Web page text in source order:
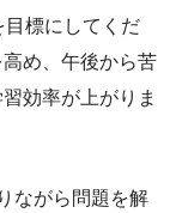
標にしてくだ
め、午後から苦
効率が上がりま
ながら問題を解